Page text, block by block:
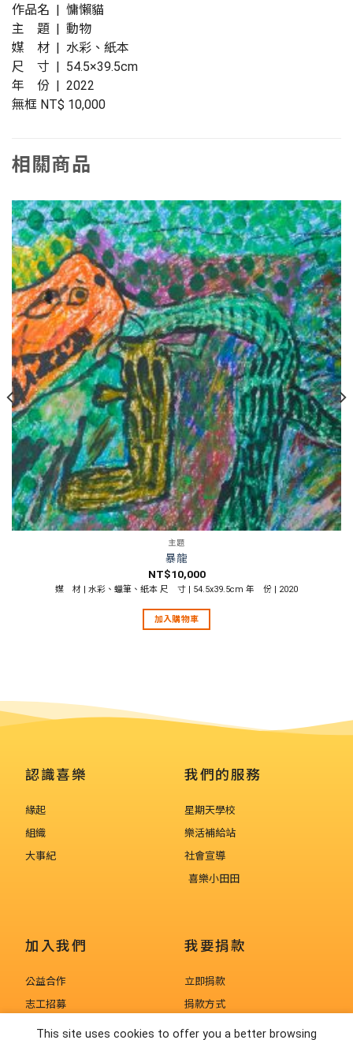
作品名 | 慵懶貓
主 題 | 動物
媒 材 | 水彩、紙本
尺 寸 | 54.5×39.5cm
年 份 | 2022
無框 NT$ 10,000
相關商品
主題
暴龍
NT$10,000
媒 材 | 水彩、蠟筆、紙本 尺 寸 | 54.5x39.5cm 年 份 | 2020
加入購物車
認識喜樂
緣起
組織
大事紀
我們的服務
星期天學校
樂活補給站
社會宣導
喜樂小田田
加入我們
公益合作
志工招募
人才招募
我要捐款
立即捐款
捐款方式
捐款徵信
This site uses cookies to offer you a better browsing